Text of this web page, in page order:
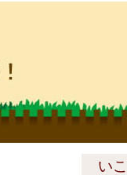
いこ